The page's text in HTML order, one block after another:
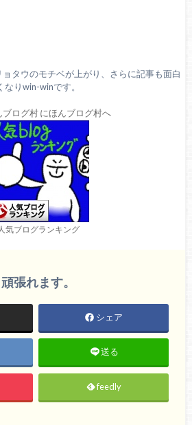
タウのモチベが上がり、さらに記事も面白
なりwin-winです。
人気ブログランキング
張れます。
シェア
送る
feedly